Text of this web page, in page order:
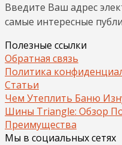
Введите Ваш адрес
самые интересные
Полезные ссылки
Обратная связь
Политика
Статьи
Чем Утеплить Баню
Шины Triangle: Обзор
Преимущества
Мы в социальных сетях